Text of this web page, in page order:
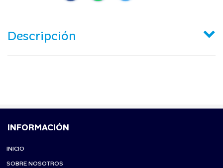
Descripción
INFORMACIÓN
INICIO
SOBRE NOSOTROS